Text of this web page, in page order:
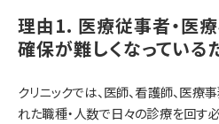
理由1. 医療従事者・医
確保が難しくなっている
クリニックでは、医師、看護師、医療
れた職種・人数で日々の診療を回す